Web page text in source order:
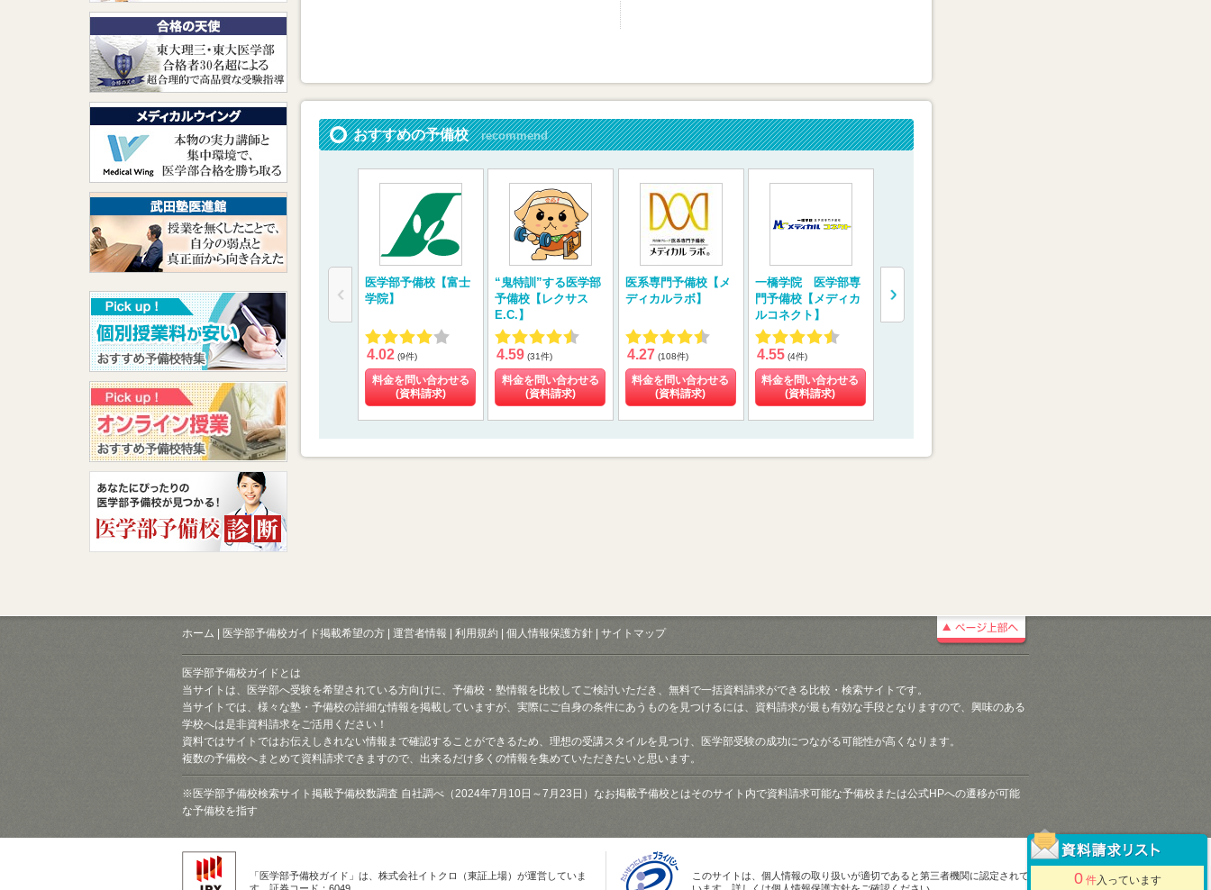
おすすめの予備校 recommend
医学部予備校【富士
学院】
4.02 (9件)
料金を問い合わせる
(資料請求)
“鬼特訓”する医学部
予備校【レクサス
E.C.】
4.59 (31件)
料金を問い合わせる
(資料請求)
医系専門予備校【メ
ディカルラボ】
4.27 (108件)
料金を問い合わせる
(資料請求)
一橋学院 医学部専
門予備校【メディカ
ルコネクト】
4.55 (4件)
料金を問い合わせる
(資料請求)
校【慧修会】
0 件入っています
ホーム 医学部予備校ガイド掲載希望の方 運営者情報 利用規約 個人情報保護方針 サイトマップ
医学部予備校ガイドとは
当サイトは、医学部へ受験を希望されている方向けに、予備校・塾情報を比較してご検討いただき、無料で一括資料請求ができる比較・検索サイトです。
当サイトでは、様々な塾・予備校の詳細な情報を掲載していますが、実際にご自身の条件にあうものを見つけるには、資料請求が最も有効な手段となりますので、興味のある
学校へは是非資料請求をご活用ください！
資料ではサイトではお伝えしきれない情報まで確認することができるため、理想の受講スタイルを見つけ、医学部受験の成功につながる可能性が高くなります。
複数の予備校へまとめて資料請求できますので、出来るだけ多くの情報を集めていただきたいと思います。
※医学部予備校検索サイト掲載予備校数調査 自社調べ（2024年7月10日～7月23日）なお掲載予備校とはそのサイト内で資料請求可能な予備校または公式HPへの遷移が可能
な予備校を指す
「医学部予備校ガイド」は、株式会社イトクロ（東証上場）が運営していま
す。証券コード：6049
このサイトは、個人情報の取り扱いが適切であると第三者機関に認定されて
います。詳しくは個人情報保護方針をご確認ください。